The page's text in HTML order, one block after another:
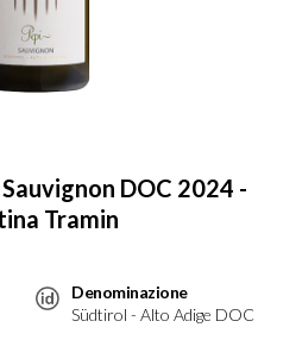
DOC 2024 -
Tramin
Denominazione
Südtirol - Alto Adige DOC